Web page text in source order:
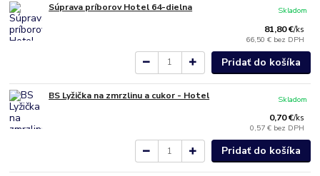
Súprava príborov Hotel 64-dielna
81,80 €/ks
66,50 € bez DPH
Skladom
Pridať do košíka
BS Lyžička na zmrzlinu a cukor - Hotel
0,70 €/ks
0,57 € bez DPH
Skladom
Pridať do košíka